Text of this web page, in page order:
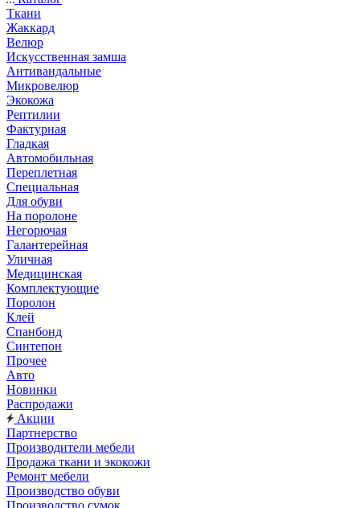
Ткани
Жаккард
Велюр
Искусственная замша
Антивандальные
Микровелюр
Экокожа
Рептилии
Фактурная
Гладкая
Автомобильная
Переплетная
Специальная
Для обуви
На поролоне
Негорючая
Галантерейная
Уличная
Медицинская
Комплектующие
Поролон
Клей
Спанбонд
Синтепон
Прочее
Авто
Новинки
Распродажи
Акции
Партнерство
Производители мебели
Продажа ткани и экокожи
Ремонт мебели
Производство обуви